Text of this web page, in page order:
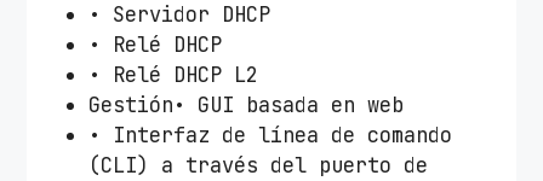
• Servidor DHCP
• Relé DHCP
• Relé DHCP L2
Gestión• GUI basada en web
• Interfaz de línea de comando
(CLI) a través del puerto de